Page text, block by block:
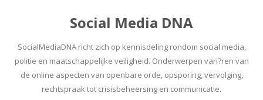
Social Media DNA
SocialMediaDNA richt zich op kennisdeling rondom social media,
politie en maatschappelijke veiligheid. Onderwerpen vari?ren van
de online aspecten van openbare orde, opsporing, vervolging,
rechtspraak tot crisisbeheersing en communicatie.